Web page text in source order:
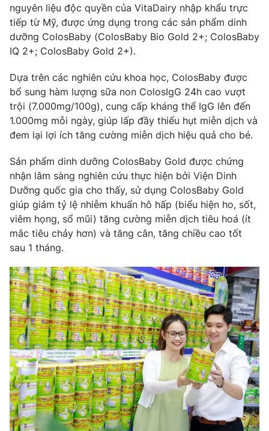
nguyên liệu độc quyền của VitaDairy nhập khẩu trực
tiếp từ Mỹ, được ứng dụng trong các sản phẩm dinh
dưỡng ColosBaby (ColosBaby Bio Gold 2+; ColosBaby
IQ 2+; ColosBaby Gold 2+).
Dựa trên các nghiên cứu khoa học, ColosBaby được
bổ sung hàm lượng sữa non ColosIgG 24h cao vượt
trội (7.000mg/100g), cung cấp kháng thể IgG lên đến
1.000mg mỗi ngày, giúp lấp đầy thiếu hụt miễn dịch và
đem lại lợi ích tăng cường miễn dịch hiệu quả cho bé.
Sản phẩm dinh dưỡng ColosBaby Gold được chứng
nhận lâm sàng nghiên cứu thực hiện bởi Viện Dinh
Dưỡng quốc gia cho thấy, sử dụng ColosBaby Gold
giúp giảm tỷ lệ nhiễm khuẩn hô hấp (biểu hiện ho, sốt,
viêm họng, sổ mũi) tăng cường miễn dịch tiêu hoá (ít
mắc tiêu chảy hơn) và tăng cân, tăng chiều cao tốt
sau 1 tháng.